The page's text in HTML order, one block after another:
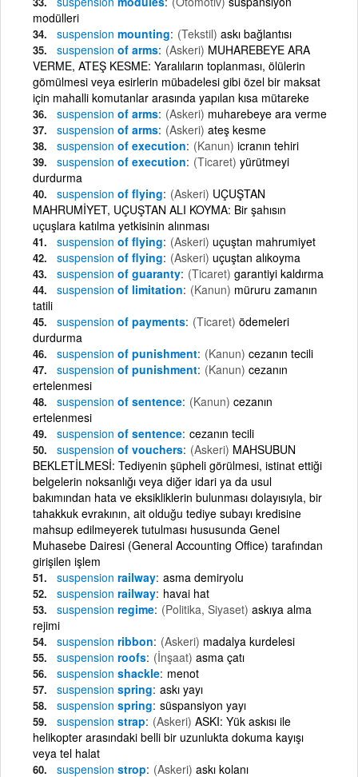
modülleri
suspension mounting (Tekstil) askı bağlantısı
suspension of arms (Askeri) MUHAREBEYE ARA
VERME, ATEŞ KESME: Yaralıların toplanması, ölülerin
gömülmesi veya esirlerin mübadelesi gibi özel bir maksat
için mahalli komutanlar arasında yapılan kısa mütareke
suspension of arms (Askeri) muharebeye ara verme
suspension of arms (Askeri) ateş kesme
suspension of execution (Kanun) icranın tehiri
suspension of execution (Ticaret) yürütmeyi
durdurma
suspension of flying (Askeri) UÇUŞTAN
MAHRUMİYET, UÇUŞTAN ALI KOYMA: Bir şahısın
uçuşlara katılma yetkisinin alınması
suspension of flying (Askeri) uçuştan mahrumiyet
suspension of flying (Askeri) uçuştan alıkoyma
suspension of guaranty (Ticaret) garantiyi kaldırma
suspension of limitation (Kanun) müruru zamanın
tatili
suspension of payments (Ticaret) ödemeleri
durdurma
suspension of punishment (Kanun) cezanın tecili
suspension of punishment (Kanun) cezanın
ertelenmesi
suspension of sentence (Kanun) cezanın
ertelenmesi
suspension of sentence cezanın tecili
suspension of vouchers (Askeri) MAHSUBUN
BEKLETİLMESİ: Tediyenin şüpheli görülmesi, istinat ettiği
belgelerin noksanlığı veya diğer idari ya da usul
bakımından hata ve eksikliklerin bulunması dolayısıyla, bir
tahakkuk evrakının, ait olduğu tediye subayı kredisine
mahsup edilmeyerek tutulması hususunda Genel
Muhasebe Dairesi (General Accounting Office) tarafından
girişilen işlem
suspension railway asma demiryolu
suspension railway havai hat
suspension regime (Politika, Siyaset) askıya alma
rejimi
suspension ribbon (Askeri) madalya kurdelesi
suspension roofs (İnşaat) asma çatı
suspension shackle menot
suspension spring askı yayı
suspension spring süspansiyon yayı
suspension strap (Askeri) ASKI: Yük askısı ile
helikopter arasındaki belli bir uzunlukta dokuma kayışı
veya tel halat
suspension strop (Askeri) askı kolanı